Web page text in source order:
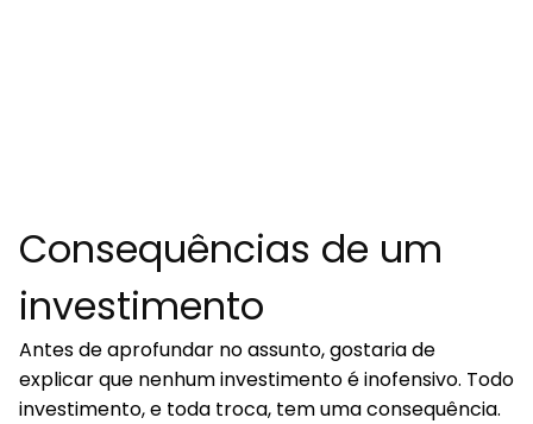
Consequências de um
investimento
Antes de aprofundar no assunto, gostaria de
explicar que nenhum investimento é inofensivo. Todo
investimento, e toda troca, tem uma consequência.